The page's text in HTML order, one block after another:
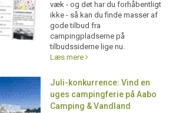
væk - og det har du forhåbentligt
ikke - så kan du finde masser af
gode tilbud fra
campingpladserne på
tilbudssiderne lige nu.
Læs mere
Juli-konkurrence: Vind en
uges campingferie på Aabo
Camping & Vandland